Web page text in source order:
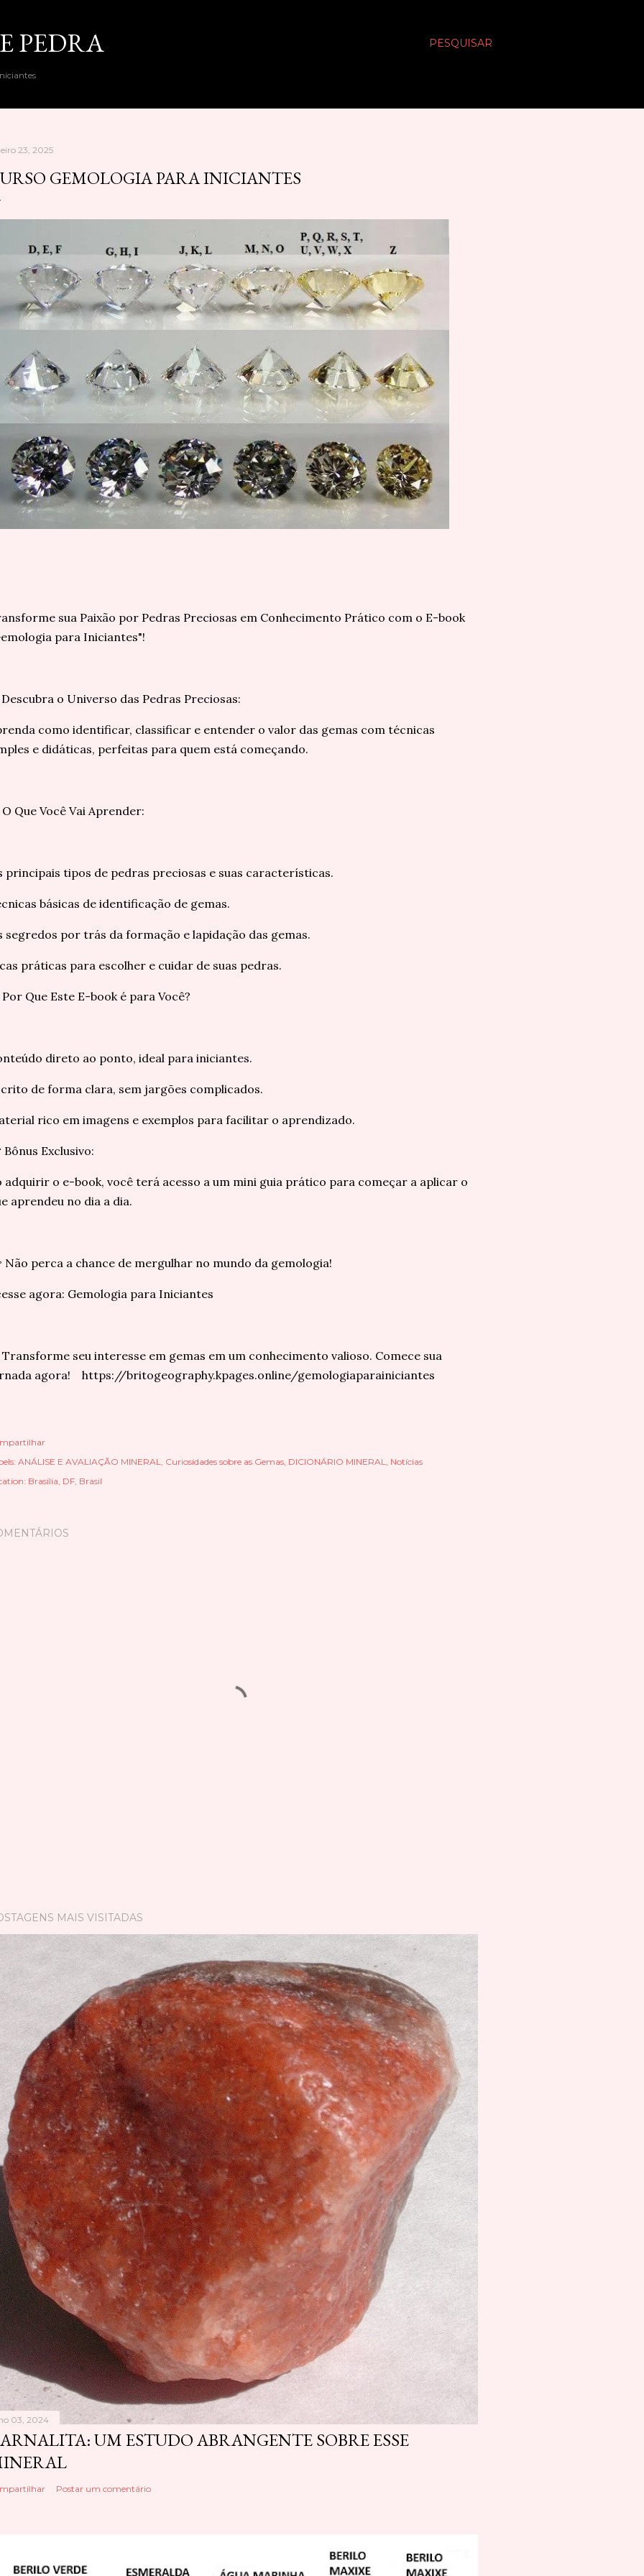
PESQUISAR
PEDRA
23, 2025
GEMOLOGIA PARA INICIANTES
sua Paixão por Pedras Preciosas em Conhecimento Prático com o E-book
para Iniciantes"!
Descubra o Universo das Pedras Preciosas:
como identificar, classificar e entender o valor das gemas com técnicas
e didáticas, perfeitas para quem está começando.
O Que Você Vai Aprender:
principais tipos de pedras preciosas e suas características.
básicas de identificação de gemas.
segredos por trás da formação e lapidação das gemas.
práticas para escolher e cuidar de suas pedras.
Por Que Este E-book é para Você?
direto ao ponto, ideal para iniciantes.
de forma clara, sem jargões complicados.
rico em imagens e exemplos para facilitar o aprendizado.
Bônus Exclusivo:
adquirir o e-book, você terá acesso a um mini guia prático para começar a aplicar o
aprendeu no dia a dia.
Não perca a chance de mergulhar no mundo da gemologia!
agora: Gemologia para Iniciantes
Transforme seu interesse em gemas em um conhecimento valioso. Comece sua
agora! https://britogeography.kpages.online/gemologiaparainiciantes
ANÁLISE E AVALIAÇÃO MINERAL Curiosidades sobre as Gemas DICIONÁRIO MINERAL
Notícias
Brasília, DF, Brasil
MAIS VISITADAS
03, 2024
UM ESTUDO ABRANGENTE SOBRE ESSE
Postar um comentário